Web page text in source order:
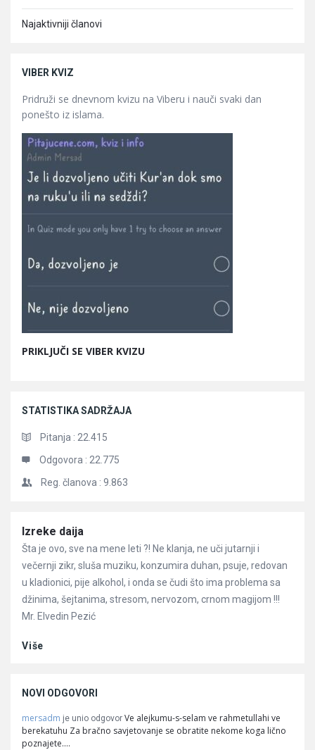
Najaktivniji članovi
VIBER KVIZ
Pridruži se dnevnom kvizu na Viberu i nauči svaki dan
ponešto iz islama.
PRIKLJUČI SE VIBER KVIZU
STATISTIKA SADRŽAJA
Pitanja : 22.415
Odgovora : 22.775
Reg. članova : 9.863
Članci
Izreke daija
Šta je ovo, sve na mene leti ?! Ne klanja, ne uči jutarnji i
večernji zikr, sluša muziku, konzumira duhan, psuje, redovan
u kladionici, pije alkohol, i onda se čudi što ima problema sa
džinima, šejtanima, stresom, nervozom, crnom magijom !!!
Mr. Elvedin Pezić
Više
NOVI ODGOVORI
mersadm je unio odgovor Ve alejkumu-s-selam ve rahmetullahi ve
berekatuhu Za bračno savjetovanje se obratite nekome koga lično
poznajete.…